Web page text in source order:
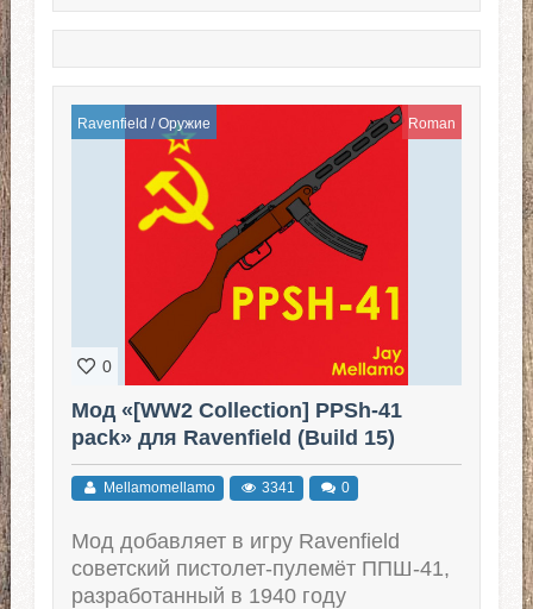
Ravenfield /Оружие Roman
0
Мод «[WW2 Collection] PPSh-41
pack» для Ravenfield (Build 15)
Mellamomellamo 3341 0
Мод добавляет в игру Ravenfield
советский пистолет-пулемёт ППШ-41,
разработанный в 1940 году